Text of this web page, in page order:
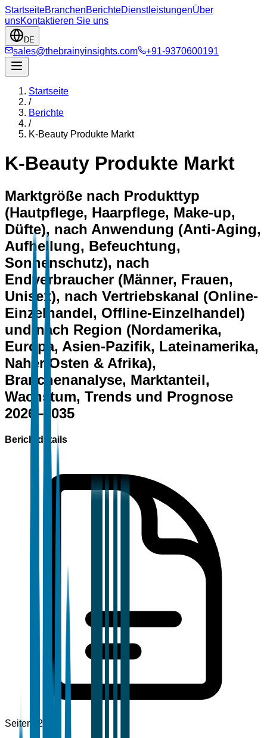
StartseiteBranchenBerichteDienstleistungenÜber
unsKontaktieren Sie uns
DE
sales@thebrainyinsights.com +91-9370600191
Startseite
/
Berichte
/
K-Beauty Produkte Markt
K-Beauty Produkte Markt
Marktgröße nach Produkttyp
(Hautpflege, Haarpflege, Make-up,
Düfte), nach Anwendung (Anti-Aging,
Aufhellung, Befeuchtung,
Sonnenschutz), nach
Endverbraucher (Männer, Frauen,
Unisex), nach Vertriebskanal (Online-
Einzelhandel, Offline-Einzelhandel)
und nach Region (Nordamerika,
Europa, Asien-Pazifik, Lateinamerika,
Naher Osten & Afrika),
Branchenanalyse, Marktanteil,
Wachstum, Trends und Prognose
2026–2035
Berichtdetails
Seiten 120+